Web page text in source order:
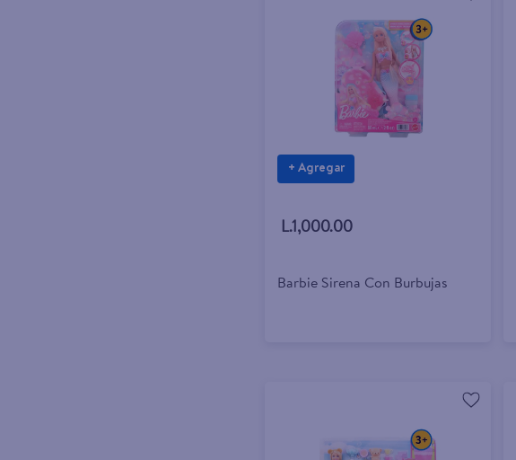
+ Agregar
L.1,000.00
Barbie Sirena Con Burbujas